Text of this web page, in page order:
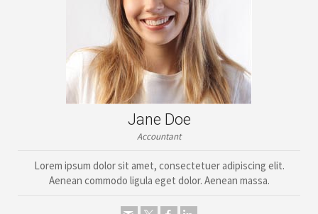
Jane Doe
Accountant
Lorem ipsum dolor sit amet, consectetuer adipiscing elit.
Aenean commodo ligula eget dolor. Aenean massa.